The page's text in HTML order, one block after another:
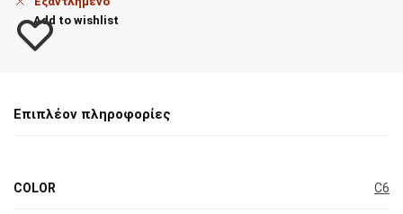
Add to wishlist
Επιπλέον πληροφορίες
COLOR C6